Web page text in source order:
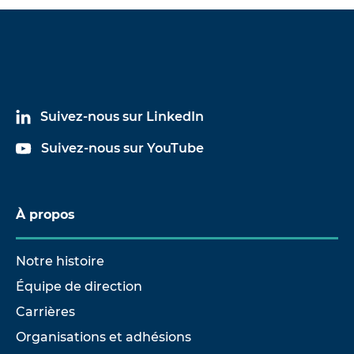
Suivez-nous sur LinkedIn
Suivez-nous sur YouTube
À propos
Notre histoire
Équipe de direction
Carrières
Organisations et adhésions